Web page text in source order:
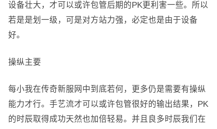
设备壮大，才可以或许包管后期的PK更利害一些。所以
若是是划一级，可是对方站力强，必定也是由于设备
好。
操纵主要
每小我在传奇新服网中到底若何，更多仍是需要有操纵
能力才行。手艺流才可以或许包管很好的输出结果，PK
的时辰取得成功天然也加倍轻易。并且良多时辰我们在